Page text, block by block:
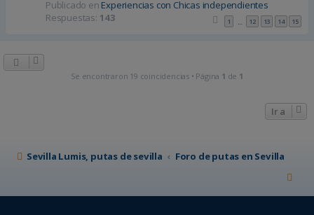
Publicado en Experiencias con Chicas independientes
Respuestas: 143 1 … 12 13 14 15
Se encontraron 19 coincidencias • Página 1 de 1
Ir a
Sevilla Lumis, putas de sevilla Foro de putas en Sevilla